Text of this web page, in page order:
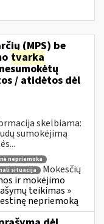
(MPS) be
tvarka
/ atidėtos dėl
skelbiama:
sumokėjimą
nepriemoka
situacija
Mokesčių
ir mokėjimo
teikimas »
nepriemoką